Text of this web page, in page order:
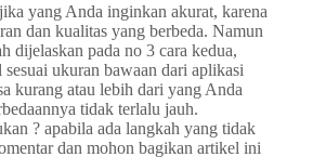
yang Anda inginkan akurat, karena
dan kualitas yang berbeda. Namun
dijelaskan pada no 3 cara kedua,
ukuran bawaan dari aplikasi
kurang atau lebih dari yang Anda
tidak terlalu jauh.
? apabila ada langkah yang tidak
dan mohon bagikan artikel ini